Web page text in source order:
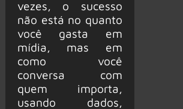
vezes, o sucesso
não está no quanto
você gasta em
mídia, mas em
como você
conversa com
quem importa,
usando dados,